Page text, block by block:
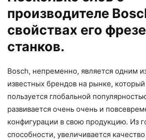
производителе
свойствах его
станков.
Bosch, непременно, является одним
известных брендов на рынке,
пользуется глобальной
развивается очень очень и
конфигурации в свою продукцию. Из
способности, увеличивается